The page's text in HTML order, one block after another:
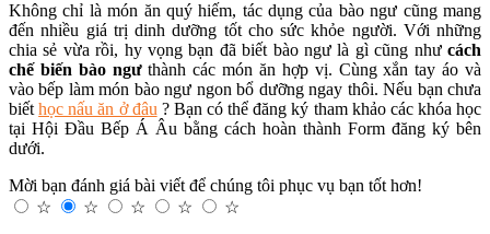
Không chỉ là món ăn quý hiếm, tác dụng của bào ngư cũng mang
đến nhiều giá trị dinh dưỡng tốt cho sức khỏe người. Với những
chia sẻ vừa rồi, hy vọng bạn đã biết bào ngư là gì cũng như cách
chế biến bào ngưthành các món ăn hợp vị. Cùng xắn tay áo và
vào bếp làm món bào ngư ngon bổ dưỡng ngay thôi. Nếu bạn chưa
biếthọc nấu ăn ở đâu ? Bạn có thể đăng ký tham khảo các khóa học
tại Hội Đầu Bếp Á Âu bằng cách hoàn thành Form đăng ký bên
dưới.
Mời bạn đánh giá bài viết để chúng tôi phục vụ bạn tốt hơn!
☆
☆ ☆ ☆
☆